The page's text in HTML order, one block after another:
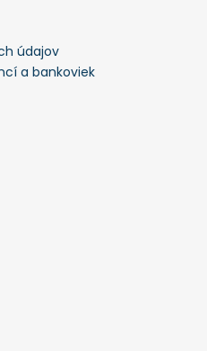
údajov
a bankoviek